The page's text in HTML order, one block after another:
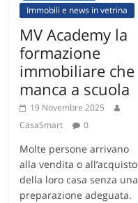
Immobili e news in vetrina
MV Academy la
formazione
immobiliare che
manca a scuola
19 Novembre 2025
CasaSmart
0
Molte persone arrivano
alla vendita o all’acquisto
della loro casa senza una
preparazione adeguata.